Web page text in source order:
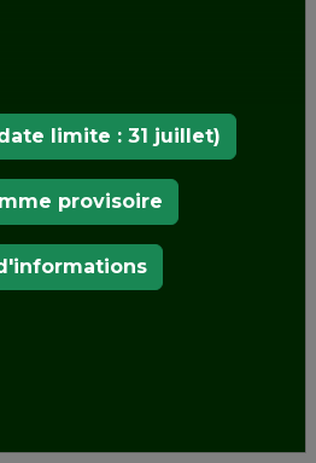
limite : 31 juillet)
provisoire